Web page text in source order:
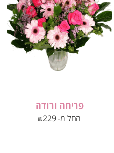
פריחה ורודה
החל מ- ₪229